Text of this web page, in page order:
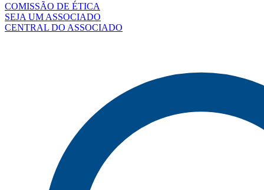
COMISSÃO DE ÉTICA
SEJA UM ASSOCIADO
CENTRAL DO ASSOCIADO